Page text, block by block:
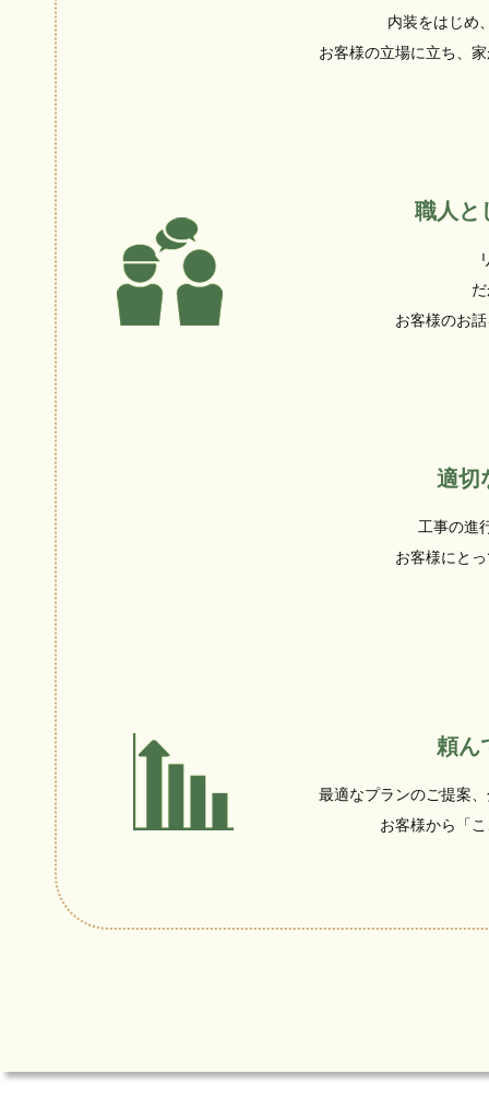
内装をはじめ
お客様の立場に立ち、
職人と
お客様のお
適切
工事の進
お客様にと
頼ん
最適なプランのご提案
お客様から「